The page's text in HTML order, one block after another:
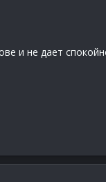
и не дает